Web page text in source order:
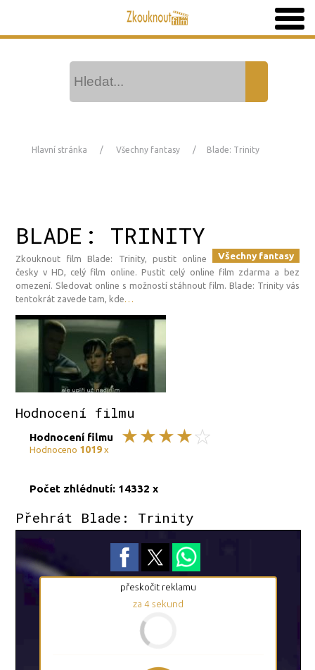
Hlavní stránka Všechny fantasy Blade: Trinity
BLADE: TRINITY
Všechny fantasy
Zkouknout film Blade: Trinity, pustit online
česky v HD, celý film online. Pustit celý online film zdarma a bez
omezení. Sledovat online s možností stáhnout film. Blade: Trinity vás
tentokrát zavede tam, kde
Hodnocení filmu
Hodnocení filmu
Hodnoceno 1019x
Počet zhlédnutí: 14332 x
Přehrát Blade: Trinity
přeskočit reklamu
za 3 sekund